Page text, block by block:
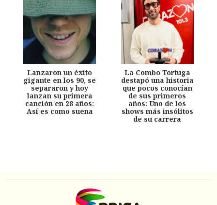
Lanzaron un éxito
gigante en los 90, se
separaron y hoy
lanzan su primera
canción en 28 años:
Así es como suena
La Combo Tortuga
destapó una historia
que pocos conocían
de sus primeros
años: Uno de los
shows más insólitos
de su carrera